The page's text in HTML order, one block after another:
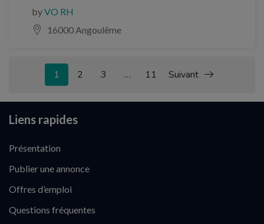
byVO RH
16000 Angoulême
1 2 3 … 11 Suivant
Liens rapides
Présentation
Publier une annonce
Offres d’emploi
Questions fréquentes